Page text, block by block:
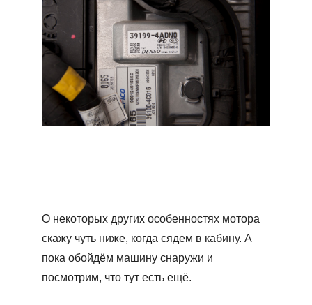
О некоторых других особенностях мотора
скажу чуть ниже, когда сядем в кабину. А
пока обойдём машину снаружи и
посмотрим, что тут есть ещё.